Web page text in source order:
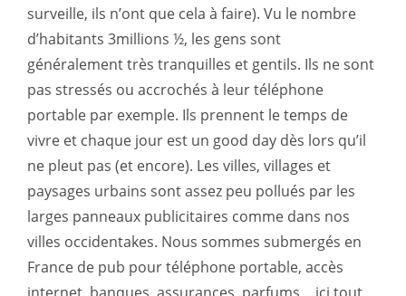
surveille, ils n’ont que cela à faire). Vu le nombre
d’habitants 3millions ½, les gens sont
généralement très tranquilles et gentils. Ils ne sont
pas stressés ou accrochés à leur téléphone
portable par exemple. Ils prennent le temps de
vivre et chaque jour est un good day dès lors qu’il
ne pleut pas (et encore). Les villes, villages et
paysages urbains sont assez peu pollués par les
larges panneaux publicitaires comme dans nos
villes occidentakes. Nous sommes submergés en
France de pub pour téléphone portable, accès